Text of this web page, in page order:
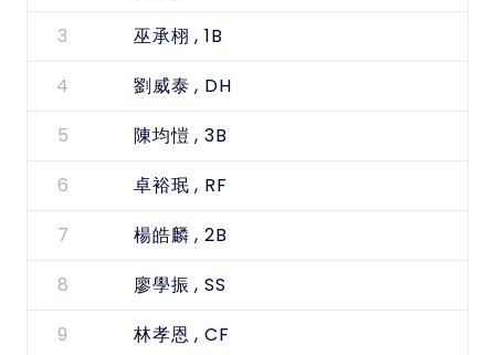
3
巫承栩 , 1B
4
劉威泰 , DH
5
陳均愷 , 3B
6
卓裕珉 , RF
7
楊皓麟 , 2B
8
廖學振 , SS
9
林孝恩 , CF